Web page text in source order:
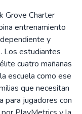
Grove Charter
entrenamiento
y
Los estudiantes
cuatro mañanas
escuela como ese
que necesitan
para jugadores con